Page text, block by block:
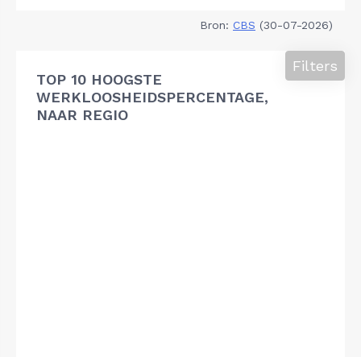
Bron: CBS (30-07-2026)
TOP 10 HOOGSTE
WERKLOOSHEIDSPERCENTAGE,
NAAR REGIO
Filters